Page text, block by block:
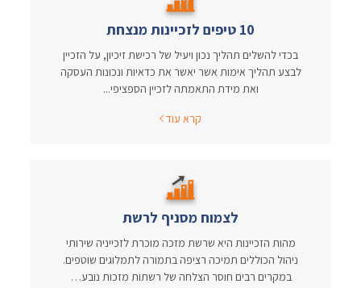
10 טיפים לזכיינות מנצחת
בכדי להשלים תהליך נכון ויעיל של רכישת זיכיון, על הזכיין
לבצע תהליך אימות אשר יאשר את כדאיות ונכונות העסקה
ואת מידת התאמתה לזכיין הספציפי...
קרא עוד
לצמוח מסניף לרשת
מהות הזכיינות היא שרשת מזכה מוכרת לזכייניה שירותי
ניהול הכוללים תמיכה רציפה בתמורה לתמלוגים שוטפים.
במקרים רבים חוסר הצלחה של רשתות מזכות נובע…